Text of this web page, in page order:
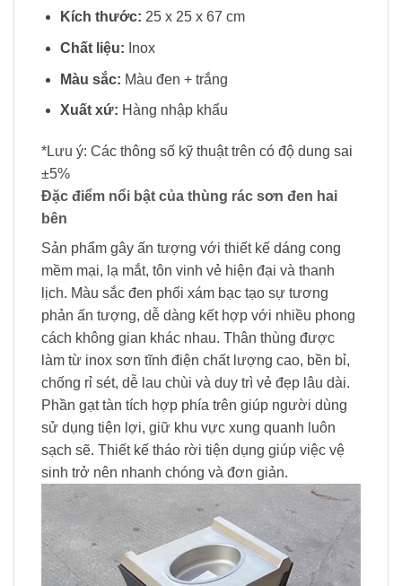
Kích thước: 25 x 25 x 67 cm
Chất liệu: Inox
Màu sắc: Màu đen + trắng
Xuất xứ: Hàng nhập khẩu
*Lưu ý: Các thông số kỹ thuật trên có độ dung sai
±5%
Đặc điểm nổi bật của thùng rác sơn đen hai
bên
Sản phẩm gây ấn tượng với thiết kế dáng cong
mềm mại, lạ mắt, tôn vinh vẻ hiện đại và thanh
lịch. Màu sắc đen phối xám bạc tạo sự tương
phản ấn tượng, dễ dàng kết hợp với nhiều phong
cách không gian khác nhau. Thân thùng được
làm từ inox sơn tĩnh điện chất lượng cao, bền bỉ,
chống rỉ sét, dễ lau chùi và duy trì vẻ đẹp lâu dài.
Phần gạt tàn tích hợp phía trên giúp người dùng
sử dụng tiện lợi, giữ khu vực xung quanh luôn
sạch sẽ. Thiết kế tháo rời tiện dụng giúp việc vệ
sinh trở nên nhanh chóng và đơn giản.